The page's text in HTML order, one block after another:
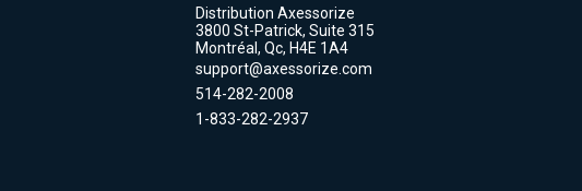
Distribution Axessorize
3800 St-Patrick, Suite 315
Montréal, Qc, H4E 1A4
support@axessorize.com
514-282-2008
1-833-282-2937